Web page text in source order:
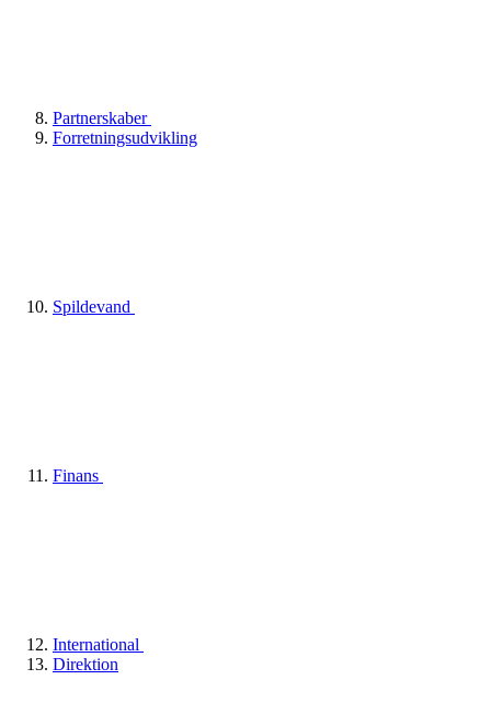
Partnerskaber
Forretningsudvikling
Spildevand
Finans
International
Direktion